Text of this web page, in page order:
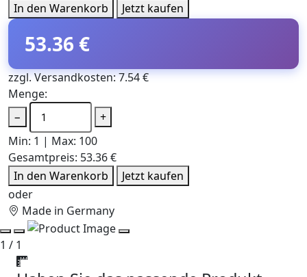
In den Warenkorb
Jetzt kaufen
53.36 €
zzgl. Versandkosten: 7.54 €
Menge:
−
+
Min: 1 | Max: 100
Gesamtpreis: 53.36 €
In den Warenkorb
Jetzt kaufen
oder
Made in Germany
1 / 1